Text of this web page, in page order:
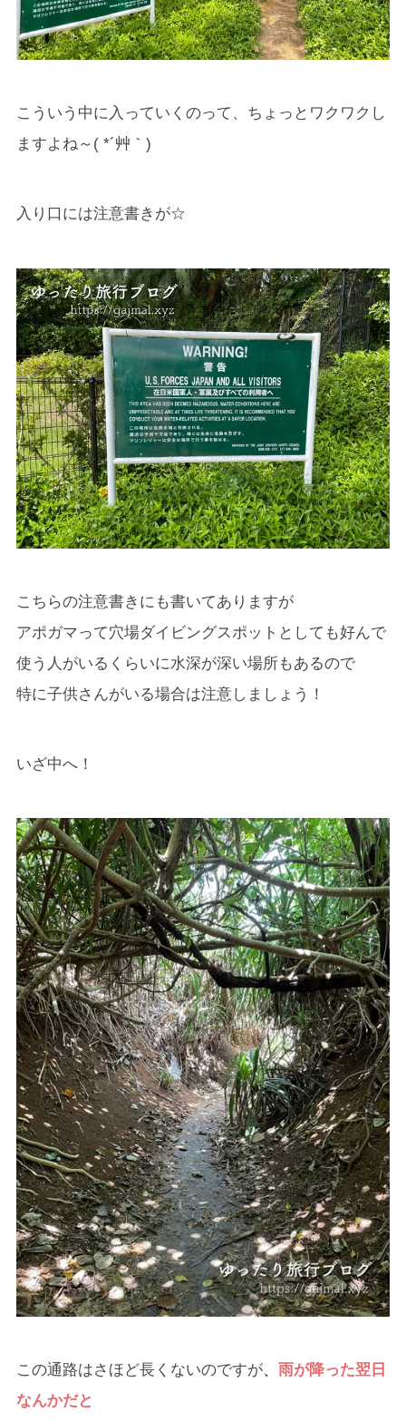
こういう中に入っていくのって、ちょっとワクワクし
ますよね～( *´艸｀)
入り口には注意書きが☆
こちらの注意書きにも書いてありますが
アポガマって穴場ダイビングスポットとしても好んで
使う人がいるくらいに水深が深い場所もあるので
特に子供さんがいる場合は注意しましょう！
いざ中へ！
この通路はさほど長くないのですが、 雨が降った翌日
なんかだと